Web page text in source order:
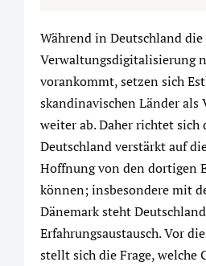
Während in Deutschland die
Verwaltungsdigitalisierung
vorankommt, setzen sich
skandinavischen Länder
weiter ab. Daher richtet sich
Deutschland verstärkt auf
Hoffnung von den dortigen
können; insbesondere mit
Dänemark steht
Erfahrungsaustausch. Vor
stellt sich die Frage, welche